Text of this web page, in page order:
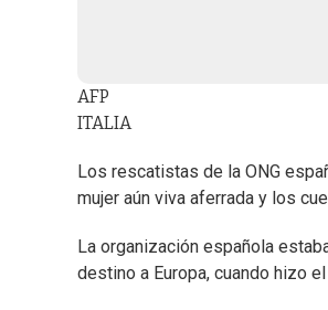
AFP
ITALIA
Los rescatistas de la ONG
mujer aún viva aferrada y los
La organización española
destino a Europa, cuando hizo